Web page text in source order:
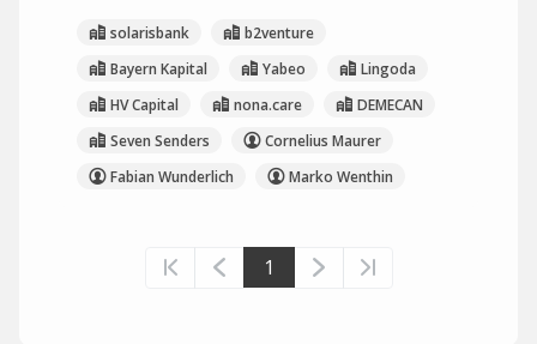
solarisbank
b2venture
Bayern Kapital
Yabeo
Lingoda
HV Capital
nona.care
DEMECAN
Seven Senders
Cornelius Maurer
Fabian Wunderlich
Marko Wenthin
1